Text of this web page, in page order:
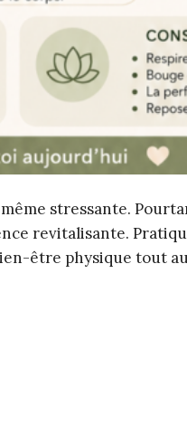
stressante.
revitalisante.
être physique tout